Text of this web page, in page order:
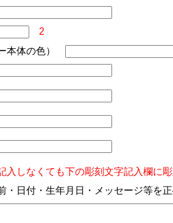
2
本体の色）
入しなくても下の彫刻文字記入欄に
・日付・生年月日・メッセージ等